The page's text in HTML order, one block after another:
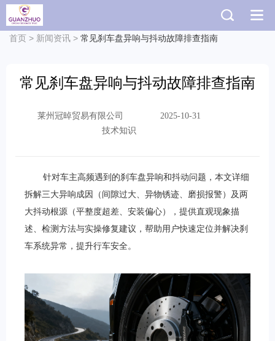
首页 > 新闻资讯 > 常见刹车盘异响与抖动故障排查指南
常见刹车盘异响与抖动故障排查指南
莱州冠晫贸易有限公司
2025-10-31
技术知识
针对车主高频遇到的刹车盘异响和抖动问题，本文详细
拆解三大异响成因（间隙过大、异物锈迹、磨损报警）及两
大抖动根源（平整度超差、安装偏心），提供直观现象描
述、检测方法与实操修复建议，帮助用户快速定位并解决刹
车系统异常，提升行车安全。